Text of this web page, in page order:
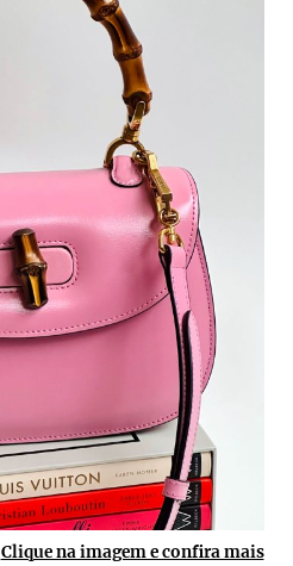
Clique na imagem e confira mais